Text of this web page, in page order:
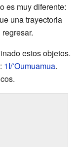
es muy diferente:
una trayectoria
estos objetos.
1I/ʻOumuamua.